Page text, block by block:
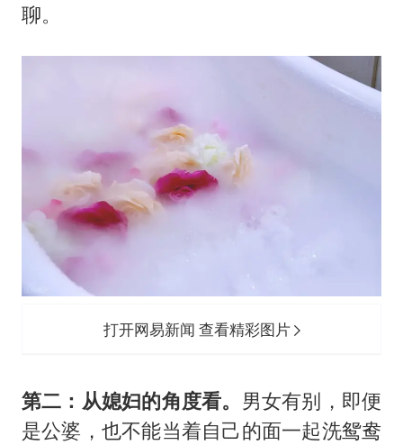
聊。
打开网易新闻 查看精彩图片
第二：从媳妇的角度看。 男女有别，即便
是公婆，也不能当着自己的面一起洗鸳鸯